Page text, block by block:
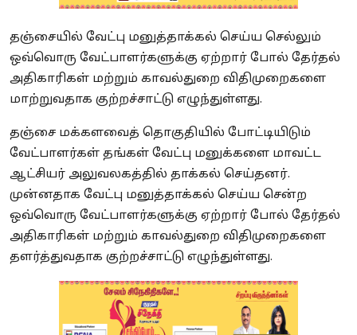
தஞ்சையில் வேட்பு மனுத்தாக்கல் செய்ய செல்லும்
ஒவ்வொரு வேட்பாளர்களுக்கு ஏற்றார் போல் தேர்தல்
அதிகாரிகள் மற்றும் காவல்துறை விதிமுறைகளை
மாற்றுவதாக குற்றச்சாட்டு எழுந்துள்ளது.
தஞ்சை மக்களவைத் தொகுதியில் போட்டியிடும்
வேட்பாளர்கள் தங்கள் வேட்பு மனுக்களை மாவட்ட
ஆட்சியர் அலுவலகத்தில் தாக்கல் செய்தனர்.
முன்னதாக வேட்பு மனுத்தாக்கல் செய்ய சென்ற
ஒவ்வொரு வேட்பாளர்களுக்கு ஏற்றார் போல் தேர்தல்
அதிகாரிகள் மற்றும் காவல்துறை விதிமுறைகளை
தளர்த்துவதாக குற்றச்சாட்டு எழுந்துள்ளது.